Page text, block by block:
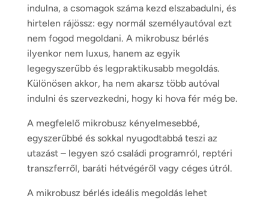
indulna, a csomagok száma kezd elszabadulni, és
hirtelen rájössz: egy normál személyautóval ezt
nem fogod megoldani. A mikrobusz bérlés
ilyenkor nem luxus, hanem az egyik
legegyszerűbb és legpraktikusabb megoldás.
Különösen akkor, ha nem akarsz több autóval
indulni és szervezkedni, hogy ki hova fér még be.
A megfelelő mikrobusz kényelmesebbé,
egyszerűbbé és sokkal nyugodtabbá teszi az
utazást – legyen szó családi programról, reptéri
transzferről, baráti hétvégéről vagy céges útról.
A mikrobusz bérlés ideális megoldás lehet